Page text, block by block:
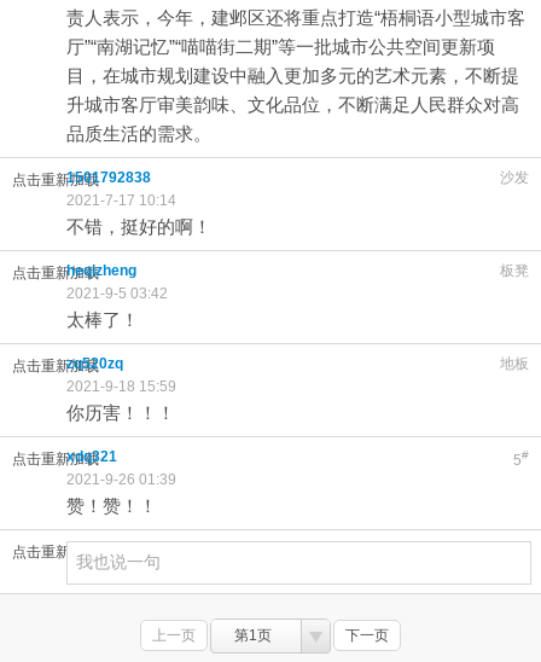
责人表示，今年，建邺区还将重点打造“梧桐语小型城市客
厅”“南湖记忆”“喵喵街二期”等一批城市公共空间更新项
目，在城市规划建设中融入更加多元的艺术元素，不断提
升城市客厅审美韵味、文化品位，不断满足人民群众对高
品质生活的需求。
点击重新加载 沙发
1501792838
2021-7-17 10:14
不错，挺好的啊！
点击重新加载 板凳
heqizheng
2021-9-5 03:42
太棒了！
点击重新加载 地板
zq520zq
2021-9-18 15:59
你历害！！！
点击重新加载 5#
xdq321
2021-9-26 01:39
赞！赞！！
点击重新加载
上一页 第1页 下一页